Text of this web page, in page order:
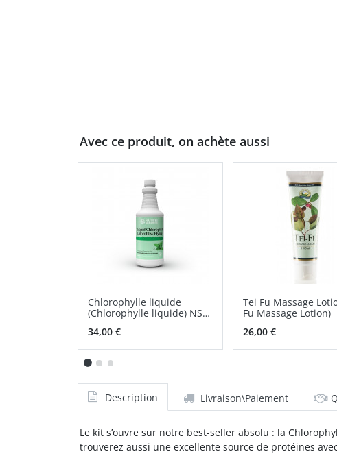
Avec ce produit, on achète aussi
Chlorophylle liquide
(Chlorophylle liquide) NSP
34,00 €
Tei Fu Massage
Fu Massage Lotion)
26,00 €
Description Livraison\Paiement
Le kit s’ouvre sur notre best-seller absolu : la
trouverez aussi une excellente source de protéines